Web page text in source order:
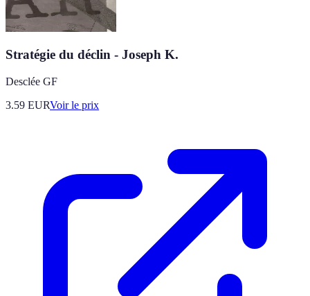
Stratégie du déclin - Joseph K.
Desclée GF
3.59 EURVoir le prix